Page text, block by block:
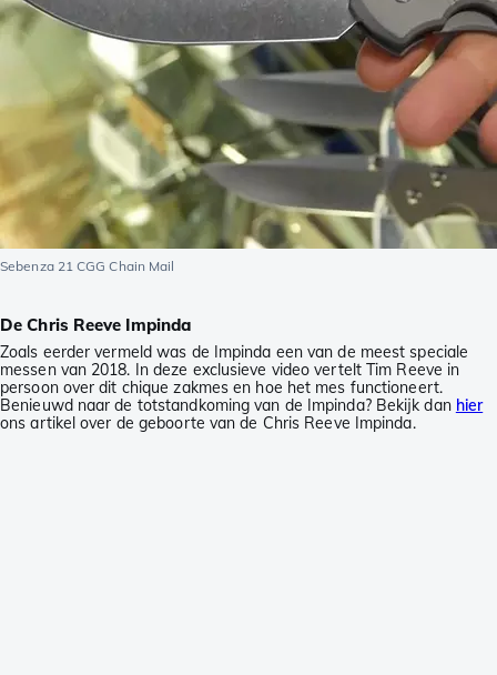
Sebenza 21 CGG Chain Mail
De Chris Reeve Impinda
Zoals eerder vermeld was de Impinda een van de meest speciale
messen van 2018. In deze exclusieve video vertelt Tim Reeve in
persoon over dit chique zakmes en hoe het mes functioneert.
Benieuwd naar de totstandkoming van de Impinda? Bekijk dan hier
ons artikel over de geboorte van de Chris Reeve Impinda.